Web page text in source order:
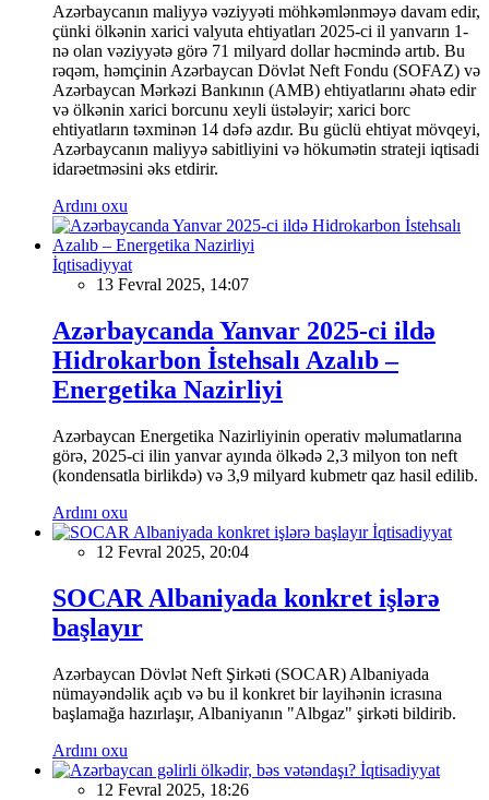
Azərbaycanın maliyyə vəziyyəti möhkəmlənməyə davam edir,
çünki ölkənin xarici valyuta ehtiyatları 2025-ci il yanvarın 1-
nə olan vəziyyətə görə 71 milyard dollar həcmində artıb. Bu
rəqəm, həmçinin Azərbaycan Dövlət Neft Fondu (SOFAZ) və
Azərbaycan Mərkəzi Bankının (AMB) ehtiyatlarını əhatə edir
və ölkənin xarici borcunu xeyli üstələyir; xarici borc
ehtiyatların təxminən 14 dəfə azdır. Bu güclü ehtiyat mövqeyi,
Azərbaycanın maliyyə sabitliyini və hökumətin strateji iqtisadi
idarəetməsini əks etdirir.
Ardını oxu
İqtisadiyyat
13 Fevral 2025, 14:07
Azərbaycanda Yanvar 2025-ci ildə
Hidrokarbon İstehsalı Azalıb –
Energetika Nazirliyi
Azərbaycan Energetika Nazirliyinin operativ məlumatlarına
görə, 2025-ci ilin yanvar ayında ölkədə 2,3 milyon ton neft
(kondensatla birlikdə) və 3,9 milyard kubmetr qaz hasil edilib.
Ardını oxu
İqtisadiyyat
12 Fevral 2025, 20:04
SOCAR Albaniyada konkret işlərə
başlayır
Azərbaycan Dövlət Neft Şirkəti (SOCAR) Albaniyada
nümayəndəlik açıb və bu il konkret bir layihənin icrasına
başlamağa hazırlaşır, Albaniyanın "Albgaz" şirkəti bildirib.
Ardını oxu
İqtisadiyyat
12 Fevral 2025, 18:26